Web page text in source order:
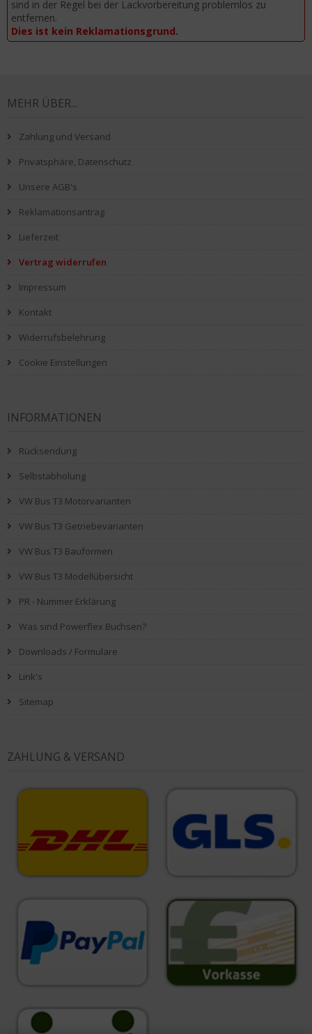
sind in der Regel bei der Lackvorbereitung problemlos zu
entfernen.
Dies ist kein Reklamationsgrund.
MEHR ÜBER...
Zahlung und Versand
Privatsphäre, Datenschutz
Unsere AGB's
Reklamationsantrag
Lieferzeit
Vertrag widerrufen
Impressum
Kontakt
Widerrufsbelehrung
Cookie Einstellungen
INFORMATIONEN
Rücksendung
Selbstabholung
VW Bus T3 Motorvarianten
VW Bus T3 Getriebevarianten
VW Bus T3 Bauformen
VW Bus T3 Modellübersicht
PR - Nummer Erklärung
Was sind Powerflex Buchsen?
Downloads / Formulare
Link's
Sitemap
ZAHLUNG & VERSAND